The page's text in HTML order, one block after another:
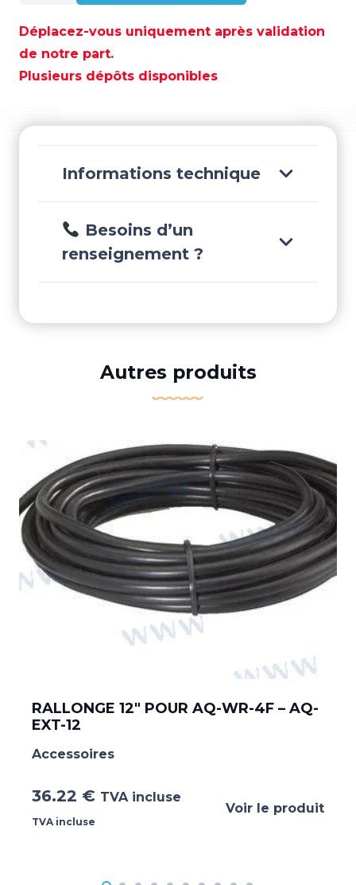
MALE/FEMELLE
-
GLOV9146
Déplacez-vous uniquement après validation
de notre part.
Plusieurs dépôts disponibles
Informations technique
Besoins d’un
renseignement ?
Autres produits
RALLONGE 12″ POUR AQ-WR-4F – AQ-
EXT-12
Accessoires
36.22 € TVA incluse
TVA incluse
Voir le produit